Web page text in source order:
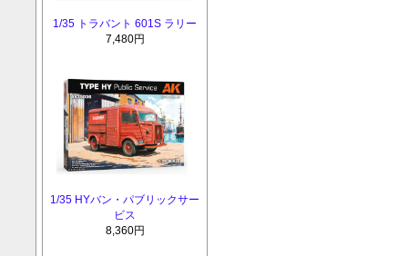
1/35 トラバント 601S ラリー
7,480円
1/35 HYバン・パブリックサー
ビス
8,360円